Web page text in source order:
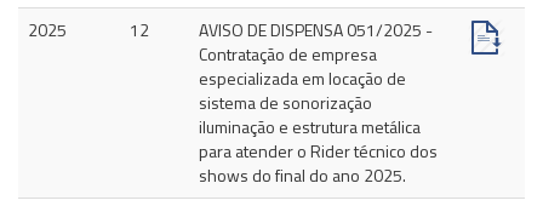
2025
12
AVISO DE DISPENSA 051/2025 -
Contratação de empresa
especializada em locação de
sistema de sonorização
iluminação e estrutura metálica
para atender o Rider técnico dos
shows do final do ano 2025.